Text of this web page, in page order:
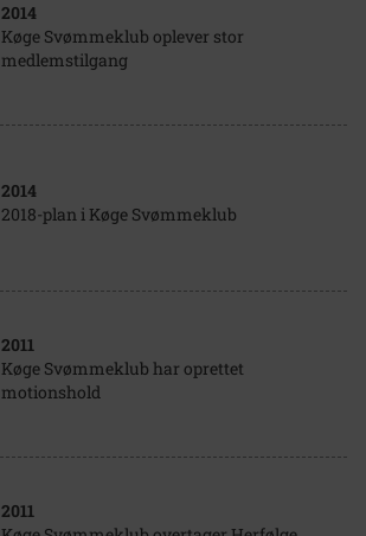
2014
Køge Svømmeklub oplever stor
medlemstilgang
2014
2018-plan i Køge Svømmeklub
2011
Køge Svømmeklub har oprettet
motionshold
2011